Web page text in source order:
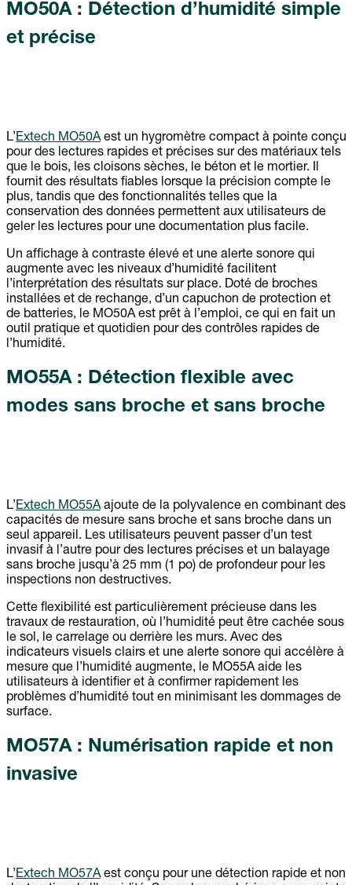
MO50A : Détection d’humidité simple
et précise
L’Extech MO50Aest un hygromètre compact à pointe conçu
pour des lectures rapides et précises sur des matériaux tels
que le bois, les cloisons sèches, le béton et le mortier. Il
fournit des résultats fiables lorsque la précision compte le
plus, tandis que des fonctionnalités telles que la
conservation des données permettent aux utilisateurs de
geler les lectures pour une documentation plus facile.
Un affichage à contraste élevé et une alerte sonore qui
augmente avec les niveaux d’humidité facilitent
l’interprétation des résultats sur place. Doté de broches
installées et de rechange, d’un capuchon de protection et
de batteries, le MO50A est prêt à l’emploi, ce qui en fait un
outil pratique et quotidien pour des contrôles rapides de
l’humidité.
MO55A : Détection flexible avec
modes sans broche et sans broche
L’Extech MO55Aajoute de la polyvalence en combinant des
capacités de mesure sans broche et sans broche dans un
seul appareil. Les utilisateurs peuvent passer d’un test
invasif à l’autre pour des lectures précises et un balayage
sans broche jusqu’à 25 mm (1 po) de profondeur pour les
inspections non destructives.
Cette flexibilité est particulièrement précieuse dans les
travaux de restauration, où l’humidité peut être cachée sous
le sol, le carrelage ou derrière les murs. Avec des
indicateurs visuels clairs et une alerte sonore qui accélère à
mesure que l’humidité augmente, le MO55A aide les
utilisateurs à identifier et à confirmer rapidement les
problèmes d’humidité tout en minimisant les dommages de
surface.
MO57A : Numérisation rapide et non
invasive
L’Extech MO57Aest conçu pour une détection rapide et non